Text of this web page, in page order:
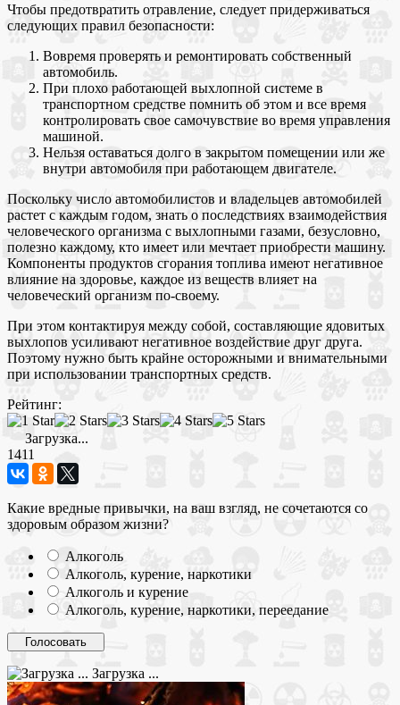
Чтобы предотвратить отравление, следует придерживаться
следующих правил безопасности:
Вовремя проверять и ремонтировать собственный
автомобиль.
При плохо работающей выхлопной системе в
транспортном средстве помнить об этом и все время
контролировать свое самочувствие во время управления
машиной.
Нельзя оставаться долго в закрытом помещении или же
внутри автомобиля при работающем двигателе.
Поскольку число автомобилистов и владельцев автомобилей
растет с каждым годом, знать о последствиях взаимодействия
человеческого организма с выхлопными газами, безусловно,
полезно каждому, кто имеет или мечтает приобрести машину.
Компоненты продуктов сгорания топлива имеют негативное
влияние на здоровье, каждое из веществ влияет на
человеческий организм по-своему.
При этом контактируя между собой, составляющие ядовитых
выхлопов усиливают негативное воздействие друг друга.
Поэтому нужно быть крайне осторожными и внимательными
при использовании транспортных средств.
Рейтинг:
Загрузка...
1411
Какие вредные привычки, на ваш взгляд, не сочетаются со
здоровым образом жизни?
Алкоголь
Алкоголь, курение, наркотики
Алкоголь и курение
Алкоголь, курение, наркотики, переедание
Загрузка ...